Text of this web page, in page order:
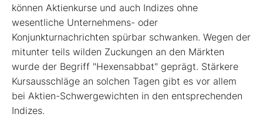
können Aktienkurse und auch Indizes ohne
wesentliche Unternehmens- oder
Konjunkturnachrichten spürbar schwanken. Wegen der
mitunter teils wilden Zuckungen an den Märkten
wurde der Begriff "Hexensabbat" geprägt. Stärkere
Kursausschläge an solchen Tagen gibt es vor allem
bei Aktien-Schwergewichten in den entsprechenden
Indizes.